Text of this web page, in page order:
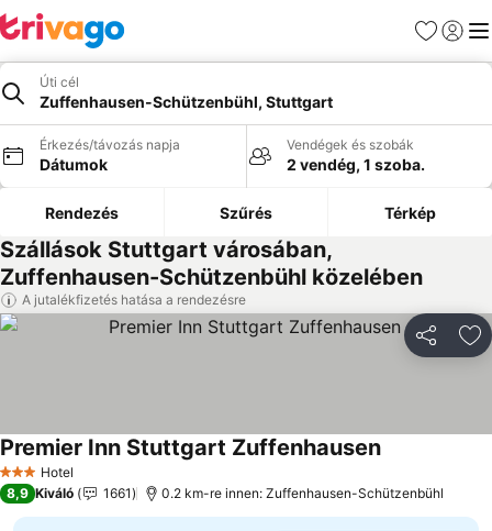
Kedvencek
Úti cél
Zuffenhausen-Schützenbühl, Stuttgart
Érkezés/távozás napja
Dátumok
Vendégek és szobák
2 vendég, 1 szoba.
Rendezés Szűrés Térkép
Szállások Stuttgart városában,
Zuffenhausen-Schützenbühl közelében
A jutalékfizetés hatása a rendezésre
3 Kategória
Hotel
Premier Inn Stuttgart ZuffenhausenÁrak
8,9 Kiváló 1661 0.2 km-re innen: Zuffenhausen-Schützenbühl